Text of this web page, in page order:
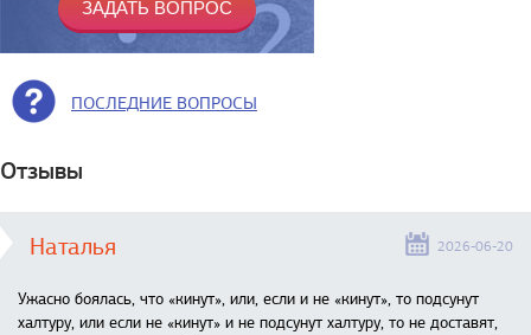
ПОСЛЕДНИЕ ВОПРОСЫ
Отзывы
Наталья 2026-06-20
Ужасно боялась, что «кинут», или, если и не «кинут», то подсунут
халтуру, или если не «кинут» и не подсунут халтуру, то не доставят,